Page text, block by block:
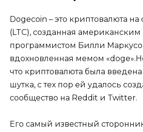
Dogecoin – это криптовалюта на
(LTC), созданная американским
программистом Билли
вдохновленная мемом
что криптовалюта была введена
шутка, с тех пор ей удалось
сообщество на Reddit и Twitter.
Его самый известный